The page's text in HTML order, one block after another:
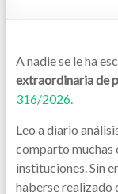
A nadie se le ha
extraordinaria de
316/2026.
Leo a diario
comparto muchas
instituciones. Sin
haberse realizado